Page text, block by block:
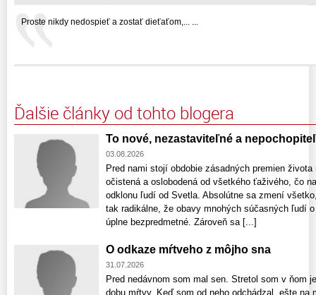
Proste nikdy nedospieť a zostať dieťaťom,... ...
Ďalšie články od tohto blogera
To nové, nezastaviteľné a
03.08.2026
Pred nami stojí obdobie zásadných premien
očistená a oslobodená od všetkého ťaživého, čo
odklonu ľudí od Svetla. Absolútne sa zmení
tak radikálne, že obavy mnohých súčasných ľudí
úplne bezpredmetné. Zároveň sa [...]
O odkaze mŕtveho z môjho sna
31.07.2026
Pred nedávnom som mal sen. Stretol som v ňom
dobu mŕtvy. Keď som od neho odchádzal, ešte na